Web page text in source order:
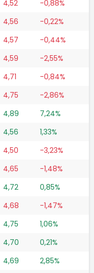
4,52
-0,88%
4,56
-0,22%
4,57
-0,44%
4,59
-2,55%
4,71
-0,84%
4,75
-2,86%
4,89
7,24%
4,56
1,33%
4,50
-3,23%
4,65
-1,48%
4,72
0,85%
4,68
-1,47%
4,75
1,06%
4,70
0,21%
4,69 2,85%